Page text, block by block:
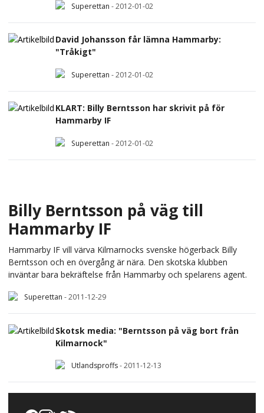
Superettan -2012-01-02
David Johansson får lämna Hammarby:
"Tråkigt"
Superettan -2012-01-02
KLART: Billy Berntsson har skrivit på för
Hammarby IF
Superettan -2012-01-02
Billy Berntsson på väg till
Hammarby IF
Hammarby IF vill värva Kilmarnocks svenske högerback Billy
Berntsson och en övergång är nära. Den skotska klubben
inväntar bara bekräftelse från Hammarby och spelarens agent.
Superettan -2011-12-29
Skotsk media: "Berntsson på väg bort från
Kilmarnock"
Utlandsproffs-2011-12-13